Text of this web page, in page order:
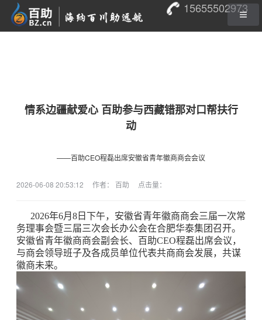
15655502973
情系边疆献爱心 百助参与西藏错那对口帮扶行
动
——百助CEO程磊出席安徽省青年徽商商会会议
2026-06-08 20:53:12 作者： 百助 点击量：
2026年6月8日下午，安徽省青年徽商商会三届一次常
务理事会暨三届三次会长办公会在合肥华泰集团召开。
安徽省青年徽商商会副会长、百助CEO程磊出席会议，
与商会领导班子及各成员单位代表共商商会发展，共谋
徽商未来。